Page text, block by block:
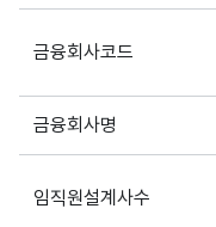
금융회사코드
금융회사명
임직원설계사수